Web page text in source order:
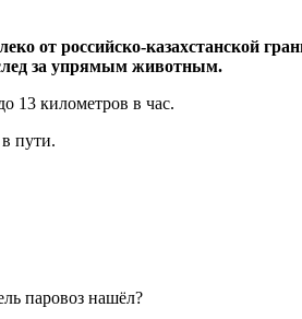
от российско-казахстанской
за упрямым животным.
13 километров в час.
пути.
паровоз нашёл?